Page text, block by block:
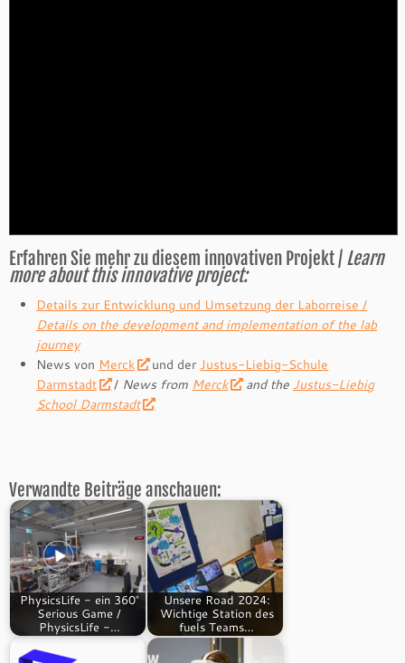
Erfahren Sie mehr zu diesem innovativen Projekt / Learn
more about this innovative project:
Details zur Entwicklung und Umsetzung der Laborreise /
Details on the development and implementation of the lab
journey
News von Merck und derJustus-Liebig-Schule
Darmstadt
/ News from Merck and the Justus-Liebig
School Darmstadt
Verwandte Beiträge anschauen:
PhysicsLife - ein 360°
Serious Game /
PhysicsLife -…
Unsere Road 2024:
Wichtige Station des
fuels Teams…